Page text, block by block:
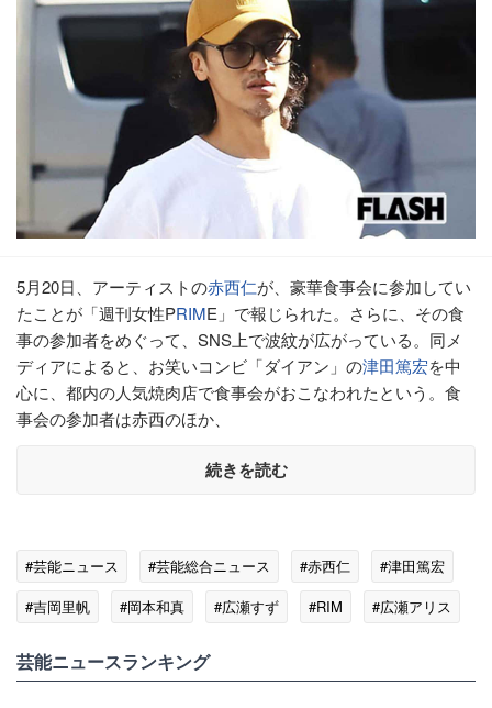
5月20日、アーティストの赤西仁が、豪華食事会に参加してい
たことが「週刊女性PRIME」で報じられた。さらに、その食
事の参加者をめぐって、SNS上で波紋が広がっている。同メ
ディアによると、お笑いコンビ「ダイアン」の津田篤宏を中
心に、都内の人気焼肉店で食事会がおこなわれたという。食
事会の参加者は赤西のほか、
続きを読む
#芸能ニュース #芸能総合ニュース #赤西仁
#津田篤宏
#吉岡里帆
#岡本和真 #広瀬すず #RIM #広瀬アリス
芸能ニュースランキング